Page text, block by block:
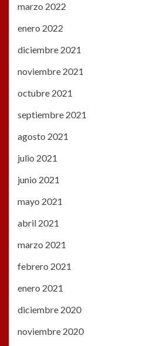
marzo 2022
enero 2022
diciembre 2021
noviembre 2021
octubre 2021
septiembre 2021
agosto 2021
julio 2021
junio 2021
mayo 2021
abril 2021
marzo 2021
febrero 2021
enero 2021
diciembre 2020
noviembre 2020